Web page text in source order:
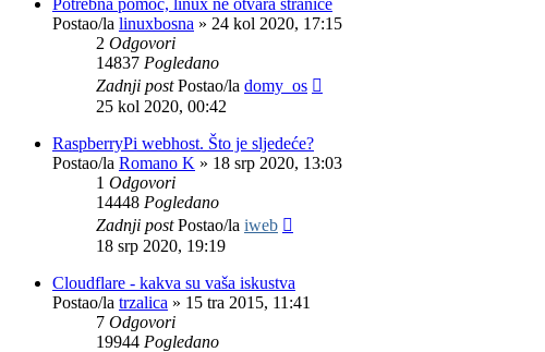
Postao/la linuxbosna » 24 kol 2020, 17:15
2 Odgovori
14837 Pogledano
Zadnji postPostao/la domy_os
25 kol 2020, 00:42
RaspberryPi webhost. Što je sljedeće?
Postao/la Romano K » 18 srp 2020, 13:03
1 Odgovori
14448 Pogledano
Zadnji postPostao/la iweb
18 srp 2020, 19:19
Cloudflare - kakva su vaša iskustva
Postao/la trzalica » 15 tra 2015, 11:41
7 Odgovori
19944 Pogledano